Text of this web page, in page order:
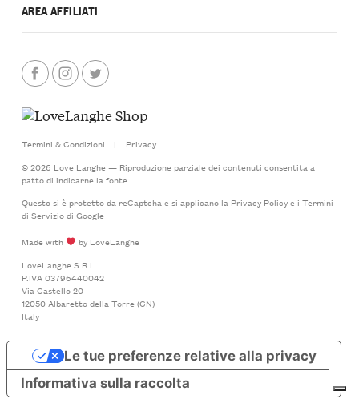
AREA AFFILIATI
Termini & Condizioni |
Privacy
© 2026 Love Langhe — Riproduzione parziale dei contenuti consentita a
patto di indicarne la fonte
Questo si è protetto da reCaptcha e si applicano la Privacy Policye i Termini
di Serviziodi Google
Made with
by LoveLanghe
LoveLanghe S.R.L.
P.IVA 03796440042
Via Castello 20
12050 Albaretto della Torre (CN)
Italy
Informativa sulla raccolta
Le tue preferenze relative alla privacy